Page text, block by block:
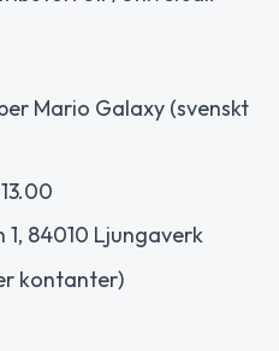
Mario Galaxy (svenskt
1, 84010 Ljungaverk
kontanter)